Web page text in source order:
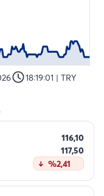
18:19:01 | TRY
116,10
117,50
%2,41